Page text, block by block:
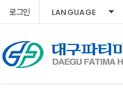
로그인 LANGUAGE